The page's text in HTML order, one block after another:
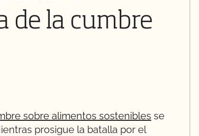
de la cumbre
sobre alimentos sostenibles se
prosigue la batalla por el